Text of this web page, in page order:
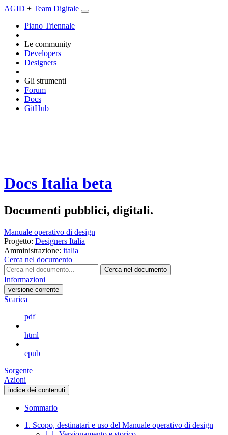
AGID + Team Digitale
Piano Triennale
Le community
Developers
Designers
Gli strumenti
Forum
Docs
GitHub
Docs Italia beta
Documenti pubblici, digitali.
Manuale operativo di design
Progetto: Designers Italia
Amministrazione: italia
Cerca nel documento
Cerca nel documento
Informazioni
versione-corrente
Scarica
pdf
html
epub
Sorgente
Azioni
indice dei contenuti
Sommario
1. Scopo, destinatari e uso del Manuale operativo di design